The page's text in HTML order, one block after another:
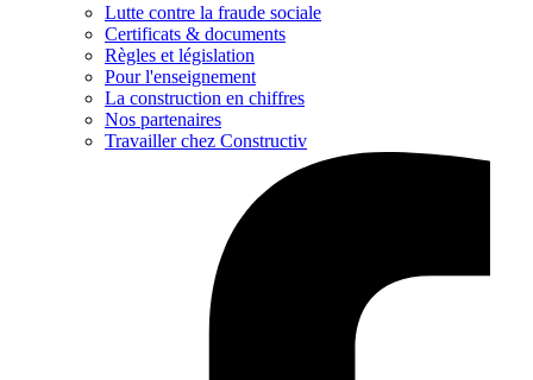
Lutte contre la fraude sociale
Certificats & documents
Règles et législation
Pour l'enseignement
La construction en chiffres
Nos partenaires
Travailler chez Constructiv